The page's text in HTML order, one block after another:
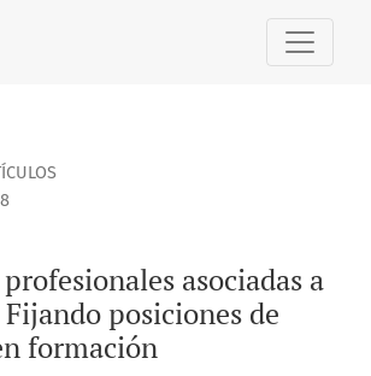
asociadas a la docencia.
asociadas a
posiciones de
formación